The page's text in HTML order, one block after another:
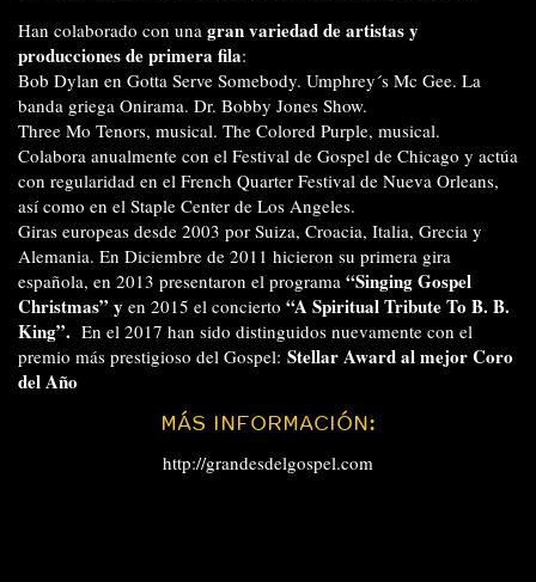
Han colaborado con una gran variedad de artistas y
producciones de primera fila:
Bob Dylan en Gotta Serve Somebody. Umphrey´s Mc Gee. La
banda griega Onirama. Dr. Bobby Jones Show.
Three Mo Tenors, musical. The Colored Purple, musical.
Colabora anualmente con el Festival de Gospel de Chicago y actúa
con regularidad en el French Quarter Festival de Nueva Orleans,
así como en el Staple Center de Los Angeles.
Giras europeas desde 2003 por Suiza, Croacia, Italia, Grecia y
Alemania. En Diciembre de 2011 hicieron su primera gira
española, en 2013 presentaron el programa “Singing Gospel
Christmas” y en 2015 el concierto “A Spiritual Tribute To B. B.
King”. En el 2017 han sido distinguidos nuevamente con el
premio más prestigioso del Gospel: Stellar Award al mejor Coro
del Año
MÁS INFORMACIÓN:
http://grandesdelgospel.com